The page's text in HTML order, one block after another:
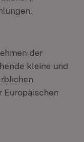
der
kleine und
Europäischen